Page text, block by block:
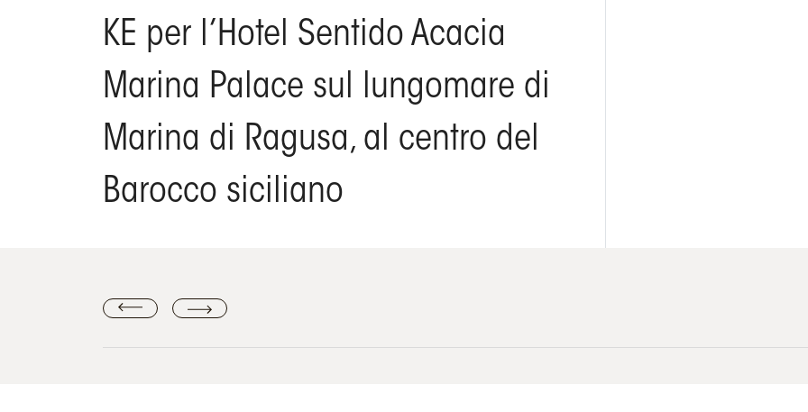
KE per l’Hotel Sentido Acacia
Marina Palace sul lungomare di
Marina di Ragusa, al centro del
Barocco siciliano